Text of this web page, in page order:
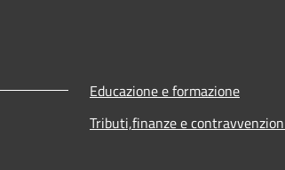
Educazione e formazione
Tributi,finanze e